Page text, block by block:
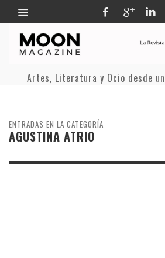
Artes, Literatura y Ocio desde
ENTRADAS EN LA CATEGORÍA
AGUSTINA ATRIO